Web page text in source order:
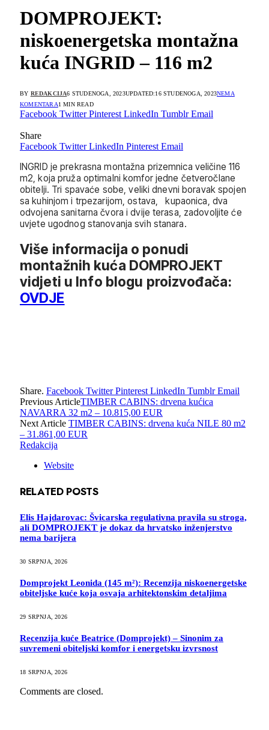
DOMPROJEKT:
niskoenergetska montažna
kuća INGRID – 116 m2
BY REDAKCIJA6 STUDENOGA, 2023UPDATED:16 STUDENOGA, 2023NEMA
KOMENTARA1 MIN READ
Facebook Twitter Pinterest LinkedIn Tumblr Email
Share
Facebook Twitter LinkedIn Pinterest Email
INGRID je prekrasna montažna prizemnica veličine 116
m2, koja pruža optimalni komfor jedne četveročlane
obitelji. Tri spavaće sobe, veliki dnevni boravak spojen
sa kuhinjom i trpezarijom, ostava, kupaonica, dva
odvojena sanitarna čvora i dvije terasa, zadovoljite će
uvjete ugodnog stanovanja svih stanara.
Više informacija o ponudi
montažnih kuća DOMPROJEKT
vidjeti u Info blogu proizvođača:
OVDJE
Share. Facebook Twitter Pinterest LinkedIn Tumblr Email
Previous ArticleTIMBER CABINS: drvena kućica
NAVARRA 32 m2 – 10.815,00 EUR
Next Article TIMBER CABINS: drvena kuća NILE 80 m2
– 31.861,00 EUR
Redakcija
Website
RELATED POSTS
Elis Hajdarovac: Švicarska regulativna pravila su stroga,
ali DOMPROJEKT je dokaz da hrvatsko inženjerstvo
nema barijera
30 SRPNJA, 2026
Domprojekt Leonida (145 m²): Recenzija niskoenergetske
obiteljske kuće koja osvaja arhitektonskim detaljima
29 SRPNJA, 2026
Recenzija kuće Beatrice (Domprojekt) – Sinonim za
suvremeni obiteljski komfor i energetsku izvrsnost
18 SRPNJA, 2026
Comments are closed.